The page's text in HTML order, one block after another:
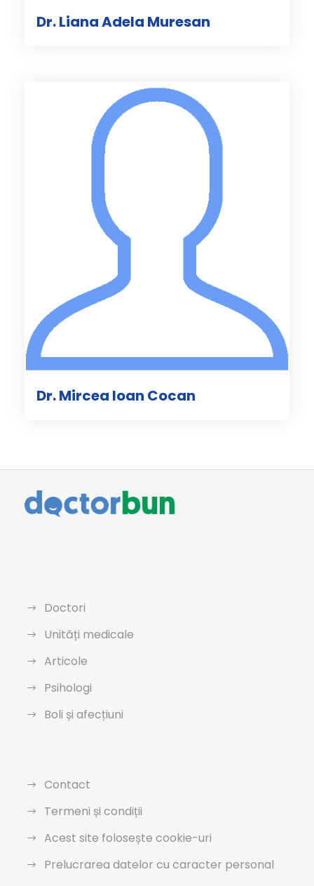
Dr. Liana Adela Muresan
Dr. Mircea Ioan Cocan
Doctori
Unități medicale
Articole
Psihologi
Boli și afecțiuni
Contact
Termeni și condiții
Acest site folosește cookie-uri
Prelucrarea datelor cu caracter personal